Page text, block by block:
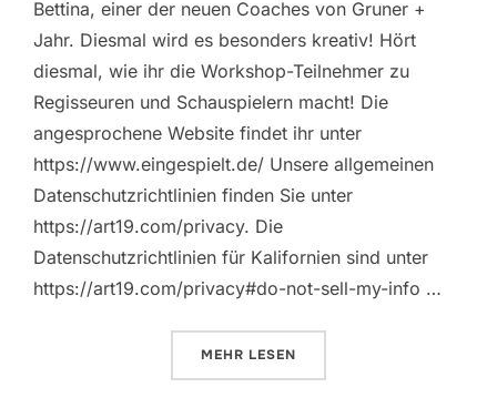
Bettina, einer der neuen Coaches von Gruner +
Jahr. Diesmal wird es besonders kreativ! Hört
diesmal, wie ihr die Workshop-Teilnehmer zu
Regisseuren und Schauspielern macht! Die
angesprochene Website findet ihr unter
https://www.eingespielt.de/ Unsere allgemeinen
Datenschutzrichtlinien finden Sie unter
https://art19.com/privacy. Die
Datenschutzrichtlinien für Kalifornien sind unter
https://art19.com/privacy#do-not-sell-my-info …
MEHR ÜBER „73: GROSSES THEATER
LESEN